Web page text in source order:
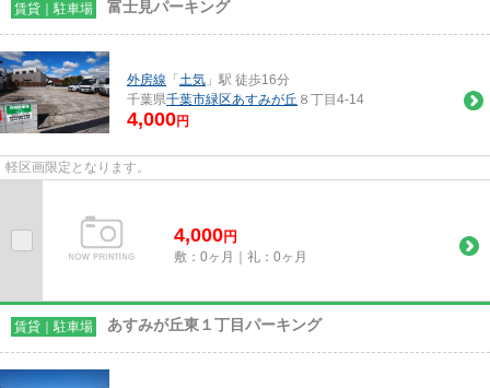
賃貸｜駐車場 富士見パーキング
外房線 「 土気 」駅 徒歩16分
千葉県千葉市緑区あすみが丘 ８丁目4-14
4,000円
軽区画限定となります。
4,000円
敷：0ヶ月｜礼：0ヶ月
賃貸｜駐車場 あすみが丘東１丁目パーキング